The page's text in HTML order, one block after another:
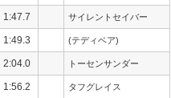
1:47.7 サイレントセイバー
1:49.3 (テディベア)
2:04.0 トーセンサンダー
1:56.2 タフグレイス